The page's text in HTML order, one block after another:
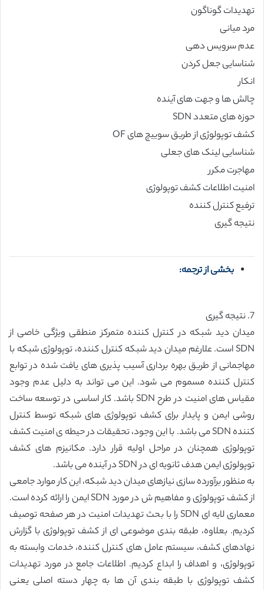
تهدیدات گوناگون
مرد میانی
عدم سرویس دهی
شناسایی جعل کردن
انکار
چالش ها و جهت های آینده
حوزه های متعدد SDN
کشف توپولوژی از طریق سوییچ های OF
شناسایی لینک های جعلی
مهاجرت مکرر
امنیت اطلاعات کشف توپولوژی
ترفیع کنترل کننده
نتیجه گیری
بخشی از ترجمه:
7. نتیجه گیری
میدان دید شبکه در کنترل کننده متمرکز منطقی ویژگی خاصی از
SDN است. علارغم میدان دید شبکه کنترل کننده، توپولوژی شبکه با
مهاجمانی از طریق بهره برداری آسیب پذیری های یافت شده در توابع
کنترل کننده مسموم می شود. این می تواند به دلیل عدم وجود
مقیاس های امنیت در طرح SDN باشد. کار اساسی در توسعه ساخت
روشی ایمن و پایدار برای کشف توپولوژی های شبکه توسط کنترل
کننده SDN می باشد. با این وجود، تحقیقات در حیطه ی امنیت کشف
توپولوژی همچنان در مراحل اولیه قرار دارد. مکانیزم های کشف
توپولوژی ایمن هدف ثانویه ای در SDN در آینده می باشد.
به منظور برآورده سازی نیازهای میدان دید شبکه، این کار موارد جامعی
از کشف توپولوژی و مفاهیم ش در مورد SDN ایمن را ارائه کرده است.
معماری لایه ای SDN را با بحث تهدیدات امنیت در هر صفحه توصیف
کردیم. بعلاوه، طبقه بندی موضوعی ای از کشف توپولوژی با گزارش
نهادهای کشف، سیستم عامل های کنترل کننده، خدمات وابسته به
توپولوژی، و اهداف را ابداع کردیم. اطلاعات جامع در مورد تهدیدات
کشف توپولوژی با طبقه بندی آن ها به چهار دسته اصلی یعنی